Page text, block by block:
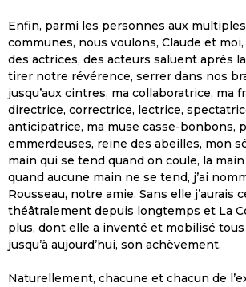
Enfin, parmi les personnes aux
communes, nous voulons, Claude et
des actrices, des acteurs saluent après
tirer notre révérence, serrer dans nos
jusqu’aux cintres, ma collaboratrice, ma
directrice, correctrice, lectrice,
anticipatrice, ma muse casse-bonbons,
emmerdeuses, reine des abeilles, mon
main qui se tend quand on coule, la
quand aucune main ne se tend, j’ai
Rousseau, notre amie. Sans elle j’aurais
théâtralement depuis longtemps et La
plus, dont elle a inventé et mobilisé tous
jusqu’à aujourd’hui, son achèvement.
Naturellement, chacune et chacun de